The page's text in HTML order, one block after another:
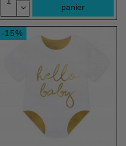
panier
-15%